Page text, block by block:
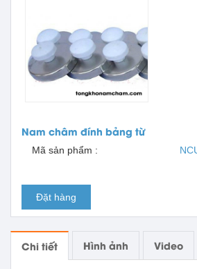
Nam châm đính bảng từ
Mã sản phẩm :
Đặt hàng
Chi tiết Hình ảnh Video